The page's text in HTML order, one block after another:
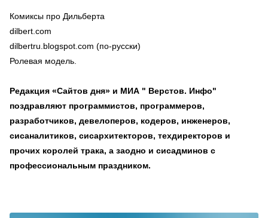
Комиксы про Дильберта
dilbert.com
dilbertru.blogspot.com (по-русски)
Ролевая модель.
Редакция «Сайтов дня» и МИА " Верстов. Инфо"
поздравляют программистов, программеров,
разработчиков, девелоперов, кодеров, инженеров,
сисаналитиков, сисархитекторов, техдиректоров и
прочих королей трака, а заодно и сисадминов с
профессиональным праздником.